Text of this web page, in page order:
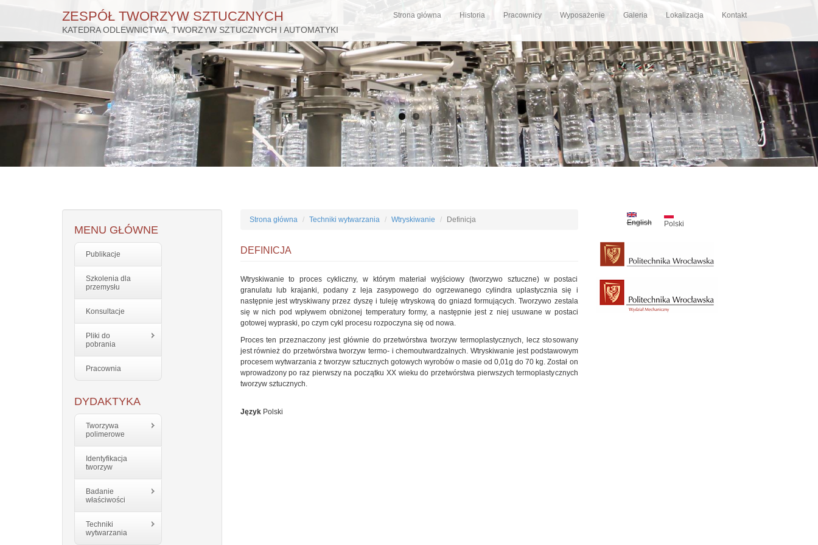
Przejdź
treści
ZESPÓŁ TWORZYW SZTUCZNYCH
KATEDRA ODLEWNICTWA, TWORZYW SZTUCZNYCH I AUTOMATYKI
Strona główna Historia Pracownicy Wyposażenie Galeria Lokalizacja Kontakt
MENU GŁÓWNE
Publikacje
Szkolenia dla
przemysłu
Konsultacje
Pliki do
pobrania
Pracownia
DYDAKTYKA
Tworzywa
polimerowe
Identyfikacja
tworzyw
Badanie
właściwości
Techniki
wytwarzania
Strona główna Techniki wytwarzania Wtryskiwanie Definicja
DEFINICJA
Wtryskiwanie to proces cykliczny, w którym materiał wyjściowy (tworzywo sztuczne) w postaci
granulatu lub krajanki, podany z leja zasypowego do ogrzewanego cylindra uplastycznia się i
następnie jest wtryskiwany przez dyszę i tuleję wtryskową do gniazd formujących. Tworzywo zestala
się w nich pod wpływem obniżonej temperatury formy, a następnie jest z niej usuwane w postaci
gotowej wypraski, po czym cykl procesu rozpoczyna się od nowa.
Proces ten przeznaczony jest głównie do przetwórstwa tworzyw termoplastycznych, lecz stosowany
jest również do przetwórstwa tworzyw termo- i chemoutwardzalnych. Wtryskiwanie jest podstawowym
procesem wytwarzania z tworzyw sztucznych gotowych wyrobów o masie od 0,01g do 70 kg. Został on
wprowadzony po raz pierwszy na początku XX wieku do przetwórstwa pierwszych termoplastycznych
tworzyw sztucznych.
JęzykPolski
English Polski